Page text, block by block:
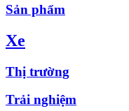
Sản phẩm
Xe
Thị trường
Trải nghiệm